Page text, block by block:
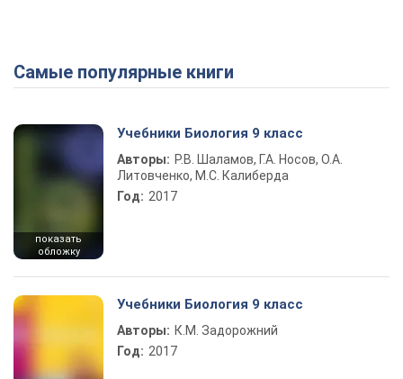
Самые популярные книги
показать
обложку
Учебники Биология 9 класс
Авторы: Р.В. Шаламов, Г.А. Носов, О.А.
Литовченко, М.С. Калиберда
Год: 2017
Учебники Биология 9 класс
Авторы: К.М. Задорожний
Год: 2017